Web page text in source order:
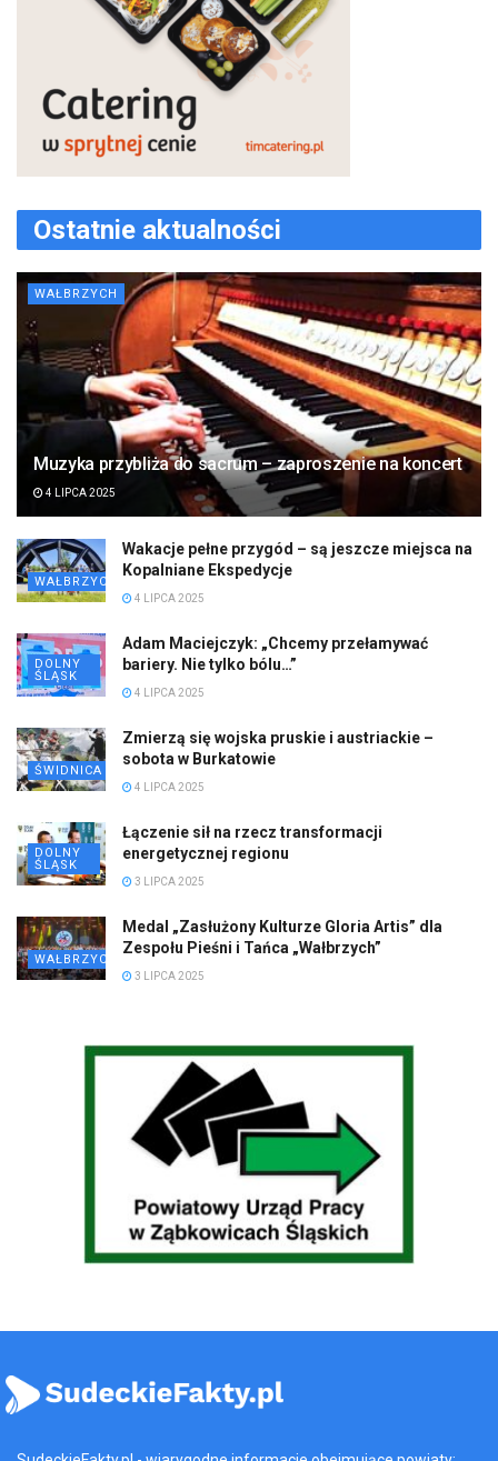
Ostatnie aktualności
WAŁBRZYCH
Muzyka przybliża do sacrum – zaproszenie na koncert
4 LIPCA 2025
WAŁBRZYCH
Wakacje pełne przygód – są jeszcze miejsca na
Kopalniane Ekspedycje
4 LIPCA 2025
DOLNY
ŚLĄSK
Adam Maciejczyk: „Chcemy przełamywać
bariery. Nie tylko bólu…”
4 LIPCA 2025
ŚWIDNICA
Zmierzą się wojska pruskie i austriackie –
sobota w Burkatowie
4 LIPCA 2025
DOLNY
ŚLĄSK
Łączenie sił na rzecz transformacji
energetycznej regionu
3 LIPCA 2025
WAŁBRZYCH
Medal „Zasłużony Kulturze Gloria Artis” dla
Zespołu Pieśni i Tańca „Wałbrzych”
3 LIPCA 2025